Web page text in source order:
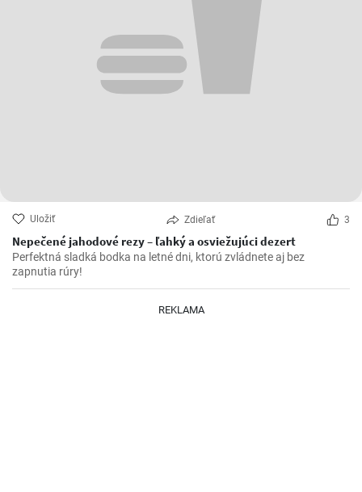
Uložiť Zdieľať 3
Nepečené jahodové rezy – ľahký a osviežujúci dezert
Perfektná sladká bodka na letné dni, ktorú zvládnete aj bez
zapnutia rúry!
REKLAMA